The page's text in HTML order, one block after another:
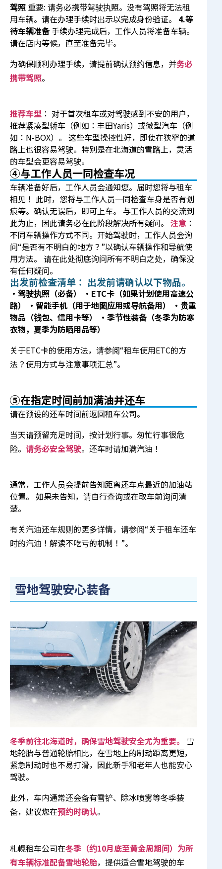
驾照 重要: 请务必携带驾驶执照。没有驾照将无法租
用车辆。请在办理手续时出示以完成身份验证。 4.等
待车辆准备手续办理完成后，工作人员将准备车辆。
请在店内等候，直至准备完毕。
为确保顺利办理手续，请提前确认预约信息，并务必
携带驾照。
推荐车型 ： 对于首次租车或对驾驶感到不安的用户，
推荐紧凑型轿车（例如：丰田Yaris）或微型汽车（例
如：N-BOX）。 这些车型操控性好，即使在狭窄的道
路上也很容易驾驶。特别是在北海道的雪路上，灵活
的车型会更容易驾驶。
④与工作人员一同检查车况
车辆准备好后，工作人员会通知您。届时您将与租车
相见！ 此时，您将与工作人员一同检查车身是否有划
痕等。确认无误后，即可上车。 与工作人员的交流到
此为止，因此请务必在此阶段解决所有疑问。 注意 ：
不同车辆操作方式不同。开始驾驶时，工作人员会询
问“是否有不明白的地方？”以确认车辆操作和导航使
用方法。 请在此处彻底询问所有不明白之处，确保没
有任何疑问。
出发前检查清单： 出发前请确认以下物品。
・驾驶执照（必备）
・ETC卡（如果计划使用高速公
路）
・智能手机（用于地图应用或导航备用）
・贵重
物品（钱包、信用卡等）
・季节性装备（冬季为防寒
衣物，夏季为防晒用品等）
关于ETC卡的使用方法，请参阅“租车使用ETC的方
法？使用方式与注意事项汇总”。
⑤在指定时间前加满油并还车
请在预设的还车时间前返回租车公司。
当天请预留充足时间，按计划行事。匆忙行事很危
险。 请务必安全驾驶。还车时请加满汽油！
通常，工作人员会提前告知距离还车点最近的加油站
位置。 如果未告知，请自行查询或在取车前询问清
楚。
有关汽油还车规则的更多详情，请参阅“关于租车还车
时的汽油！解读不吃亏的机制！ ”。
雪地驾驶安心装备
冬季前往北海道时，确保雪地驾驶安全尤为重要。
雪
地轮胎与普通轮胎相比，在雪地上的制动距离更短，
紧急制动时也不易打滑，因此新手和老年人也能安心
驾驶。
此外，车内通常还会备有雪铲、除冰喷雾等冬季装
备，建议您在预约时确认。
札幌租车公司在冬季（约10月底至黄金周期间）为所
有车辆标准配备雪地轮胎，提供适合雪地驾驶的车